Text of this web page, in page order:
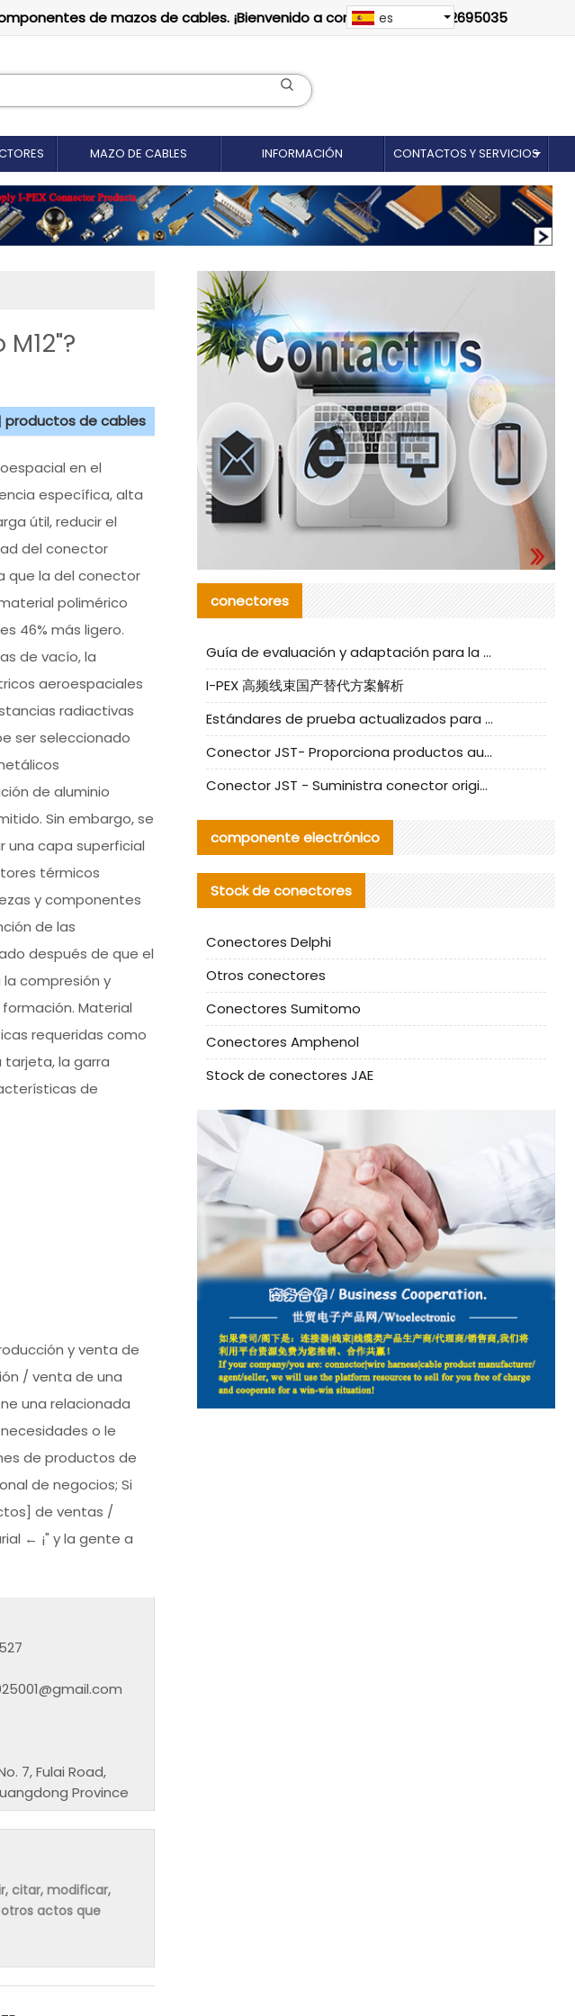
de mazos de cables. ¡Bienvenido a contactarnos: 18012695035
es
MAZO DE CABLES INFORMACIÓN CONTACTOS Y SERVICIOS
productos de cables
en el
específica, alta
útil, reducir el
del conector
que la del conector
polimérico
46% más ligero.
de vacío, la
aeroespaciales
radiactivas
ser seleccionado
de aluminio
Sin embargo, se
una capa superficial
térmicos
y componentes
de las
después de que el
compresión y
Material
requeridas como
tarjeta, la garra
de
y venta de
/ venta de una
una relacionada
o le
de productos de
de negocios; Si
de ventas /
← ¡" y la gente a
7, Fulai Road,
Province
citar, modificar,
actos que
conectores
Guía de evaluación y adaptación para la producción en serie de componentes de cables nacionales para CNC Tech
I-PEX 高频线束国产替代方案解析
Estándares de prueba actualizados para conectores nacionales bajo la referencia de CLIFF
Conector JST- Proporciona productos auténticos y alternativos del conector JST NSHR-02V-S
Conector JST - Suministra conector original JST GHR-09V-S | productos alternativos
componente electrónico
Stock de conectores
Conectores Delphi
Otros conectores
Conectores Sumitomo
Conectores Amphenol
Stock de conectores JAE